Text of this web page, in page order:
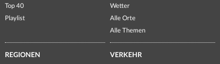
Top 40
Playlist
Wetter
Alle Orte
Alle Themen
REGIONEN VERKEHR